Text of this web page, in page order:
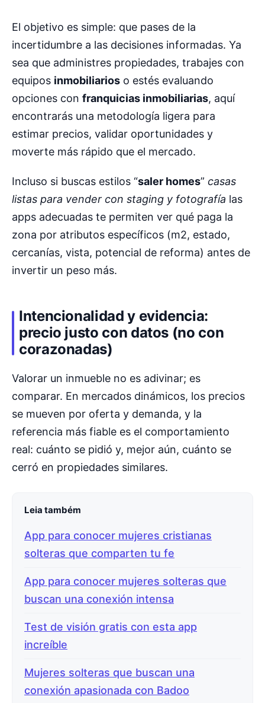
El objetivo es simple: que pases de la
incertidumbre a las decisiones informadas. Ya
sea que administres propiedades, trabajes con
equipos inmobiliarios o estés evaluando
opciones con franquicias inmobiliarias, aquí
encontrarás una metodología ligera para
estimar precios, validar oportunidades y
moverte más rápido que el mercado.
Incluso si buscas estilos “saler homes” casas
listas para vender con staging y fotografía las
apps adecuadas te permiten ver qué paga la
zona por atributos específicos (m2, estado,
cercanías, vista, potencial de reforma) antes de
invertir un peso más.
Intencionalidad y evidencia:
precio justo con datos (no con
corazonadas)
Valorar un inmueble no es adivinar; es
comparar. En mercados dinámicos, los precios
se mueven por oferta y demanda, y la
referencia más fiable es el comportamiento
real: cuánto se pidió y, mejor aún, cuánto se
cerró en propiedades similares.
Leia também
App para conocer mujeres cristianas
solteras que comparten tu fe
App para conocer mujeres solteras que
buscan una conexión intensa
Test de visión gratis con esta app
increíble
Mujeres solteras que buscan una
conexión apasionada con Badoo